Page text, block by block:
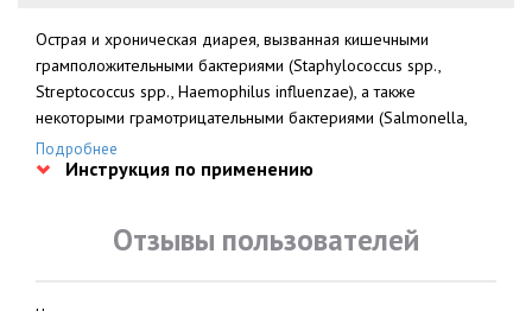
Острая и хроническая диарея, вызванная кишечными
грамположительными бактериями (Staphylococcus spp.,
Streptococcus spp., Haemophilus influenzae), а также
некоторыми грамотрицательными бактериями (Salmonella,
Shigella, Klebsiella, Escherichia coli, Proteus spp., Enterobacter
spp.).
Подробнее
Инструкция по применению
Отзывы пользователей